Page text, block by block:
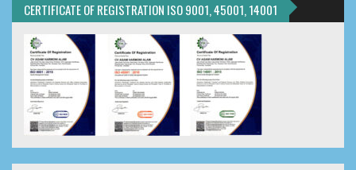
CERTIFICATE OF REGISTRATION ISO 9001, 45001, 14001